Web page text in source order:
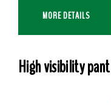
MORE DETAILS
High visibility pant